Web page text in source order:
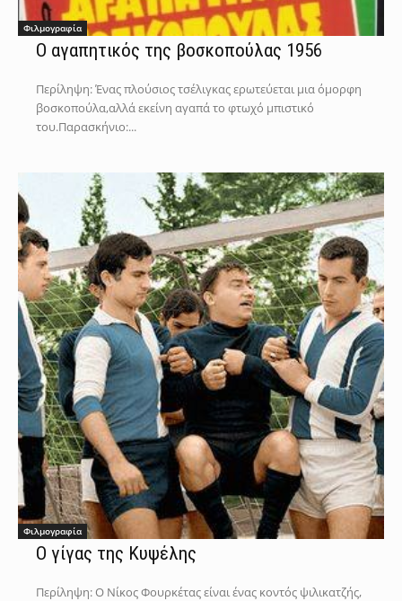
Φιλμογραφία
Ο αγαπητικός της βοσκοπούλας 1956
Περίληψη: Ένας πλούσιος τσέλιγκας ερωτεύεται μια όμορφη
βοσκοπούλα,αλλά εκείνη αγαπά το φτωχό μπιστικό
του.Παρασκήνιο:...
Φιλμογραφία
Ο γίγας της Κυψέλης
Περίληψη: Ο Νίκος Φουρκέτας είναι ένας κοντός ψιλικατζής,